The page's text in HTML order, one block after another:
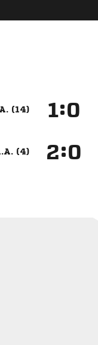
(14) :
(4) :